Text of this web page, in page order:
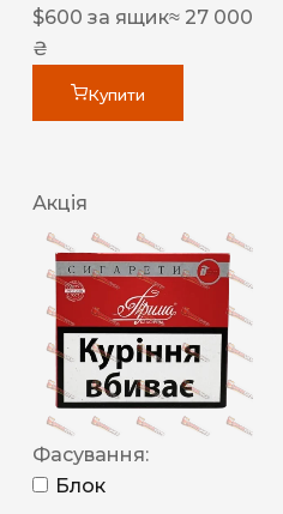
$600 за ящик≈ 27 000
₴
Купити
Акція
Фасування:
Блок